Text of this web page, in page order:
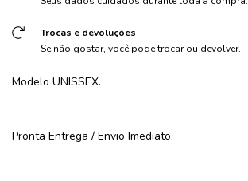
Trocas e devoluções
Se não gostar, você pode trocar ou devolver.
Modelo UNISSEX.
Pronta Entrega / Envio Imediato.